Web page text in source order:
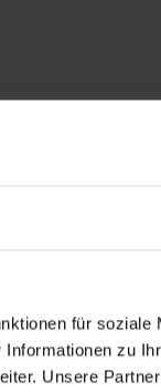
für soziale
zu
Unsere